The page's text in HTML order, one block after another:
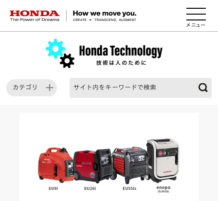
HONDA The Power of Dreams
カテゴリ